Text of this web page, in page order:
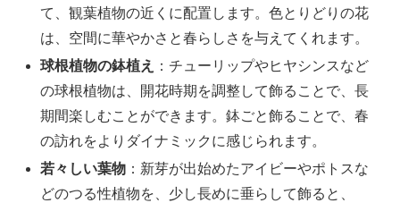
て、観葉植物の近くに配置します。色とりどりの花
は、空間に華やかさと春らしさを与えてくれます。
球根植物の鉢植え
：チューリップやヒヤシンスなど
の球根植物は、開花時期を調整して飾ることで、長
期間楽しむことができます。鉢ごと飾ることで、春
の訪れをよりダイナミックに感じられます。
若々しい葉物 ：新芽が出始めたアイビーやポトスな
どのつる性植物を、少し長めに垂らして飾ると、